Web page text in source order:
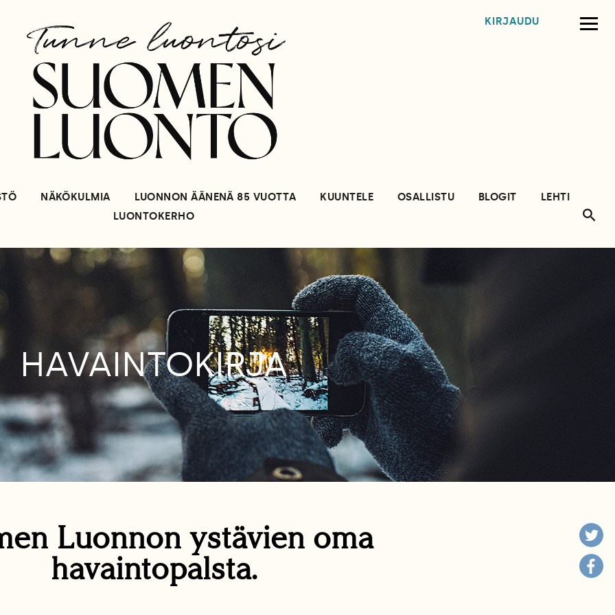
KIRJAUDU
NÄKÖKULMIA LUONNON ÄÄNENÄ 85 VUOTTA KUUNTELE OSALLISTU BLOGIT
LEHTI
LUONTOKERHO
HAVAINTOKIRJA
Luonnon ystävien oma
havaintopalsta.